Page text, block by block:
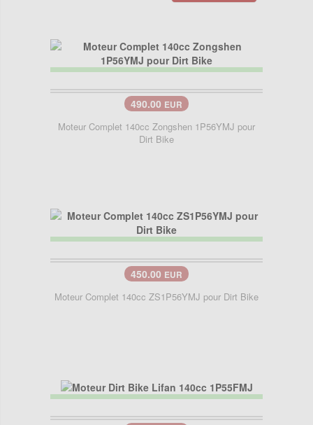
490.00 EUR
Moteur Complet 140cc Zongshen 1P56YMJ pour
Dirt Bike
450.00 EUR
Moteur Complet 140cc ZS1P56YMJ pour Dirt Bike